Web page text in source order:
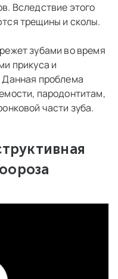
Вследствие этого
трещины и сколы.
зубами во время
прикуса и
проблема
пародонтитам,
части зуба.